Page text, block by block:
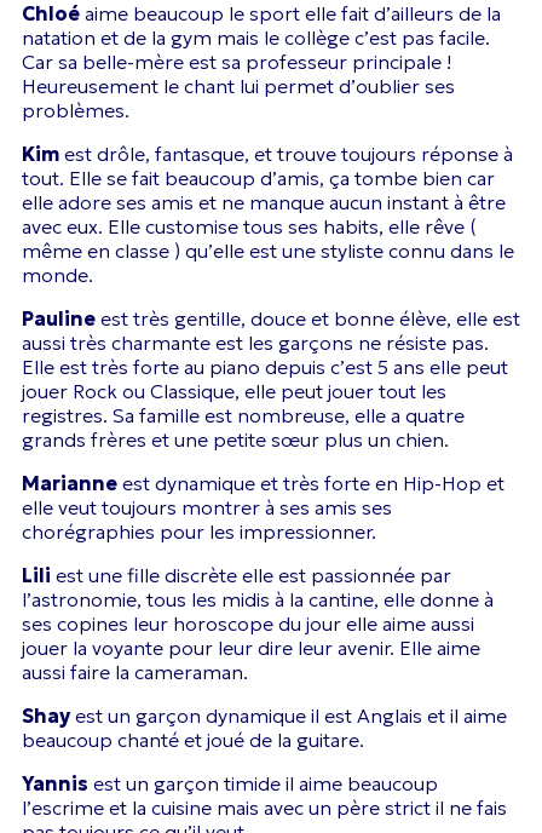
Chloé aime beaucoup le sport elle fait d’ailleurs de la
natation et de la gym mais le collège c’est pas facile.
Car sa belle-mère est sa professeur principale !
Heureusement le chant lui permet d’oublier ses
problèmes.
Kim est drôle, fantasque, et trouve toujours réponse à
tout. Elle se fait beaucoup d’amis, ça tombe bien car
elle adore ses amis et ne manque aucun instant à être
avec eux. Elle customise tous ses habits, elle rêve (
même en classe ) qu’elle est une styliste connu dans le
monde.
Pauline est très gentille, douce et bonne élève, elle est
aussi très charmante est les garçons ne résiste pas.
Elle est très forte au piano depuis c’est 5 ans elle peut
jouer Rock ou Classique, elle peut jouer tout les
registres. Sa famille est nombreuse, elle a quatre
grands frères et une petite sœur plus un chien.
Marianne est dynamique et très forte en Hip-Hop et
elle veut toujours montrer à ses amis ses
chorégraphies pour les impressionner.
Lili est une fille discrète elle est passionnée par
l’astronomie, tous les midis à la cantine, elle donne à
ses copines leur horoscope du jour elle aime aussi
jouer la voyante pour leur dire leur avenir. Elle aime
aussi faire la cameraman.
Shayest un garçon dynamique il est Anglais et il aime
beaucoup chanté et joué de la guitare.
Yannis est un garçon timide il aime beaucoup
l’escrime et la cuisine mais avec un père strict il ne fais